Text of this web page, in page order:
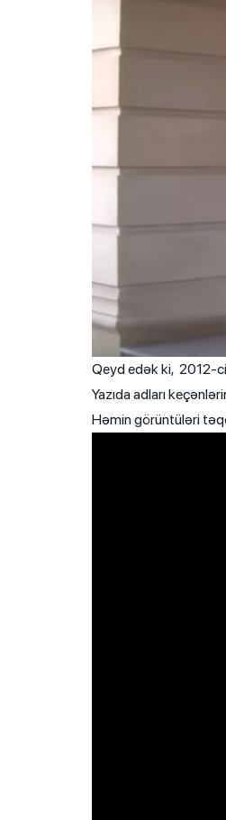
Qeyd edək ki, 2012-ci
Yazıda adları
Həmin görüntüləri